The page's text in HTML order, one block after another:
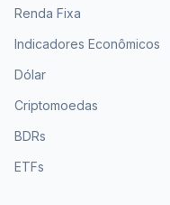
Renda Fixa
Indicadores Econômicos
Dólar
Criptomoedas
BDRs
ETFs